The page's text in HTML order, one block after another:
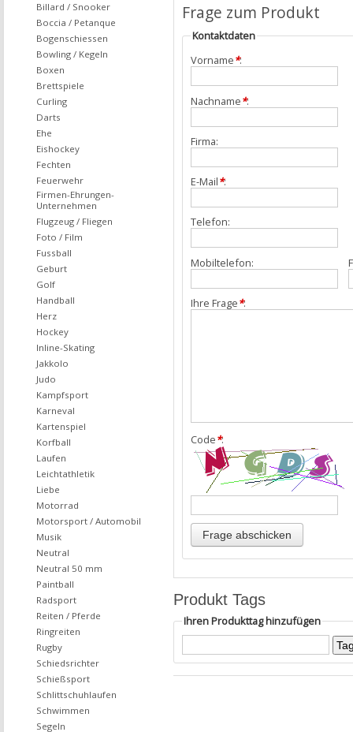
Frage zum Produkt
Kontaktdaten
Vorname*:
Nachname*:
Firma:
E-Mail*:
Telefon:
Mobiltelefon:
Ihre Frage*:
Code*:
Produkt Tags
Ihren Produkttag hinzufügen
Billard / Snooker
Boccia / Petanque
Bogenschiessen
Bowling / Kegeln
Boxen
Brettspiele
Curling
Darts
Ehe
Eishockey
Fechten
Feuerwehr
Firmen-Ehrungen-
Unternehmen
Flugzeug / Fliegen
Foto / Film
Fussball
Geburt
Golf
Handball
Herz
Hockey
Inline-Skating
Jakkolo
Judo
Kampfsport
Karneval
Kartenspiel
Korfball
Laufen
Leichtathletik
Liebe
Motorrad
Motorsport / Automobil
Musik
Neutral
Neutral 50 mm
Paintball
Radsport
Reiten / Pferde
Ringreiten
Rugby
Schiedsrichter
Schießsport
Schlittschuhlaufen
Schwimmen
Segeln